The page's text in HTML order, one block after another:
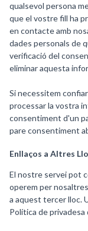
qualsevol persona
que el vostre fill ha
en contacte amb
dades personals de
verificació del
eliminar aquesta
Si necessitem
processar la vostra
consentiment d'un
pare consentiment
Enllaços a Altres
El nostre servei pot
operem per
a aquest tercer lloc.
Política de